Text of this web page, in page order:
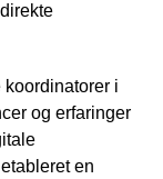
i
og erfaringer
en